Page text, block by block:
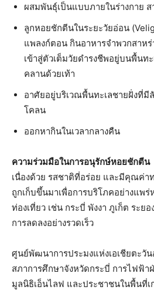
ผสมพันธุ์เป็นแบบภายในร่างกาย
ลูกหอยชักตีนในระยะวัยอ่อน
แพลงก์ตอน กินอาหารจำพวกสาห
เข้าสู่ตัวเต็มวัยดำรงชีพอยู่บนพื้นท
คลานด้วยเท้า
อาศัยอยู่บริเวณพื้นทะเลชายฝั่งที่
โคลน
ออกหากินในเวลากลางคืน
ความร่วมมือในการอนุรักษ์หอยชักตีน
เนื่องด้วย รสชาติที่อร่อย และมีคุณค่า
ถูกเก็บขึ้นมาเพื่อการบริโภคอย่างแพร่
ท่องเที่ยว เช่น กระบี่ พังงา ภูเก็ต ระย
การลดลงอย่างรวดเร็ว
ศูนย์พัฒนาการประมงแห่งเอเชียตะวัน
สภาการศึกษาจังหวัดกระบี่ การไฟฟ้า
มูลนิธิเอ็นไลฟ และประชาชนในพื้นที่เ